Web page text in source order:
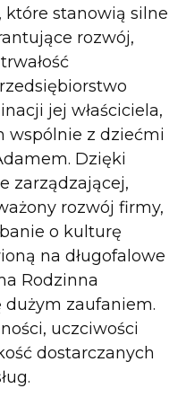
stanowią silne
rozwój,
jej właściciela,
wspólnie z dziećmi
Dzięki
zarządzającej,
rozwój firmy,
o kulturę
na długofalowe
Rodzinna
dużym zaufaniem.
uczciwości
dostarczanych